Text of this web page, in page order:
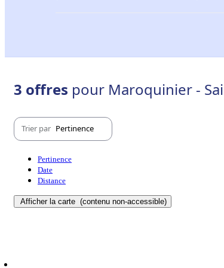
3 offres pour Maroquinier -
Trier par Pertinence
Pertinence
Date
Distance
Afficher la carte (contenu non-accessible)